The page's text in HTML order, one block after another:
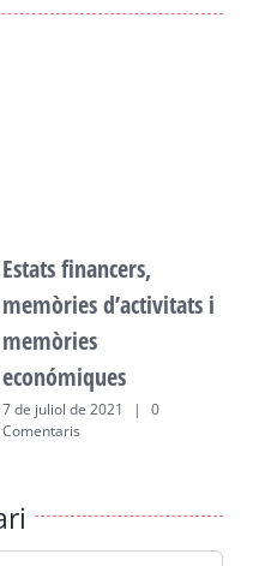
Estats financers,
memòries d’activitats i
memòries
económiques
7 de juliol de 2021 |
0
Comentaris